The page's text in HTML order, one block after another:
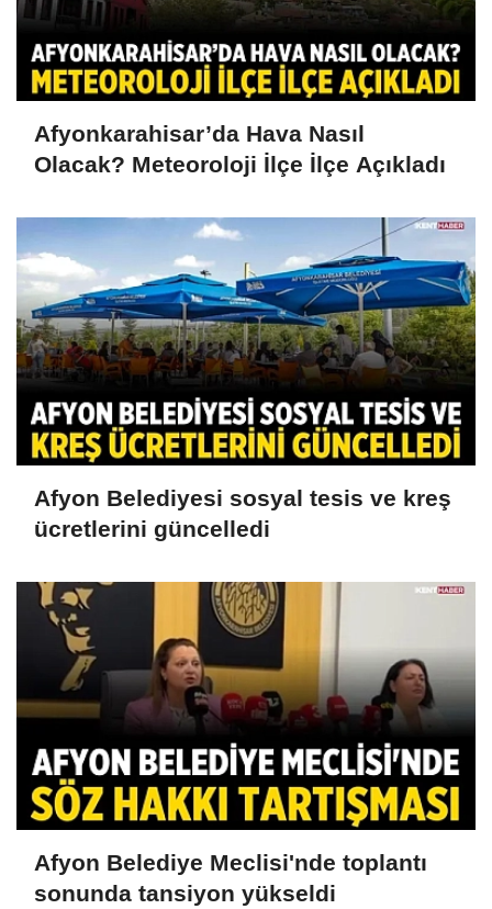
Afyonkarahisar’da Hava Nasıl
Olacak? Meteoroloji İlçe İlçe Açıkladı
Afyon Belediyesi sosyal tesis ve kreş
ücretlerini güncelledi
Afyon Belediye Meclisi'nde toplantı
sonunda tansiyon yükseldi